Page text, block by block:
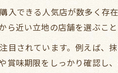
の最新トレンドを解剖
ツ人気急上昇の理由を解説
りスイーツ新顔特集
る大阪グルメの楽しみ方
できる人気店が数多く存
近い立地の店舗を選ぶこ
されています。例えば、
味期限をしっかり確認し